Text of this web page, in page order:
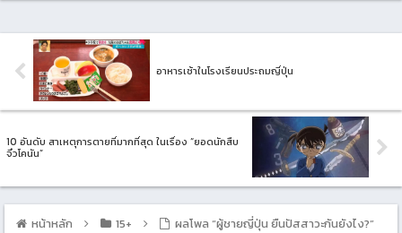
อาหารเช้าในโรงเรียนประถมญี่ปุ่น
10 อันดับ สาเหตุการตายที่มากที่สุด ในเรื่อง “ยอดนักสืบ
จิ๋วโคนัน”
หน้าหลัก 15+ ผลโพล “ผู้ชายญี่ปุ่น ยืนปัสสาวะกันยังไง?”